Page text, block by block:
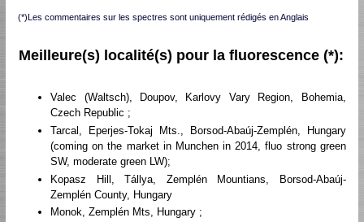
(*)Les commentaires sur les spectres sont uniquement rédigés en Anglais
Meilleure(s) localité(s) pour la fluorescence (*):
Valec (Waltsch), Doupov, Karlovy Vary Region, Bohemia,
Czech Republic ;
Tarcal, Eperjes-Tokaj Mts., Borsod-Abaúj-Zemplén, Hungary
(coming on the market in Munchen in 2014, fluo strong green
SW, moderate green LW);
Kopasz Hill, Tállya, Zemplén Mountians, Borsod-Abaúj-
Zemplén County, Hungary
Monok, Zemplén Mts, Hungary ;